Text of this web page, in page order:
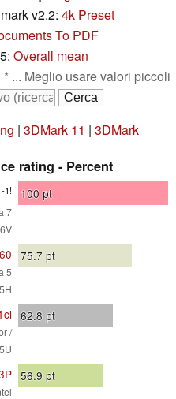
v2.2: 4k Preset
To PDF
Overall mean
* ... Meglio usare valori piccoli
| 3DMark 11 | 3DMark
rating - Percent
-1!
7
100 pt
5
75.7 pt
/
62.8 pt
56.9 pt